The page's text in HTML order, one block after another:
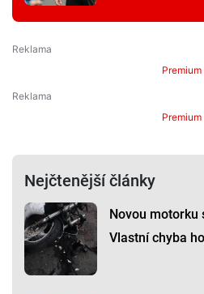
Premium
Premium
Nejčtenější články
Novou motorku
Vlastní chyba